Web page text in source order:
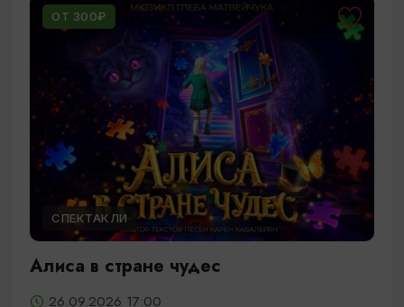
ОТ 300₽
СПЕКТАКЛИ
Алиса в стране чудес
26.09.2026 17:00